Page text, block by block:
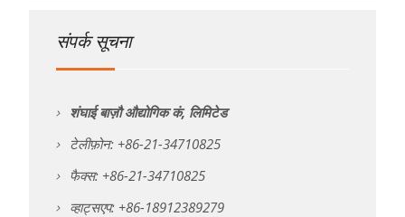
संपर्क सूचना
शंघाई बाज़ौ औद्योगिक कं, लिमिटेड
टेलीफ़ोन: +86-21-34710825
फैक्स: +86-21-34710825
व्हाट्सएप: +86-18912389279